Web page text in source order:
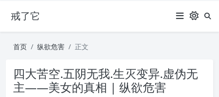
戒了它
首页 纵欲危害 正文
四大苦空.五阴无我.生灭变异.虚伪无
主——美女的真相 | 纵欲危害